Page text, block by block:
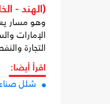
(الهند -
وهو مسار
الإمارات
التجارة
اقرأ أيضا:
شلل